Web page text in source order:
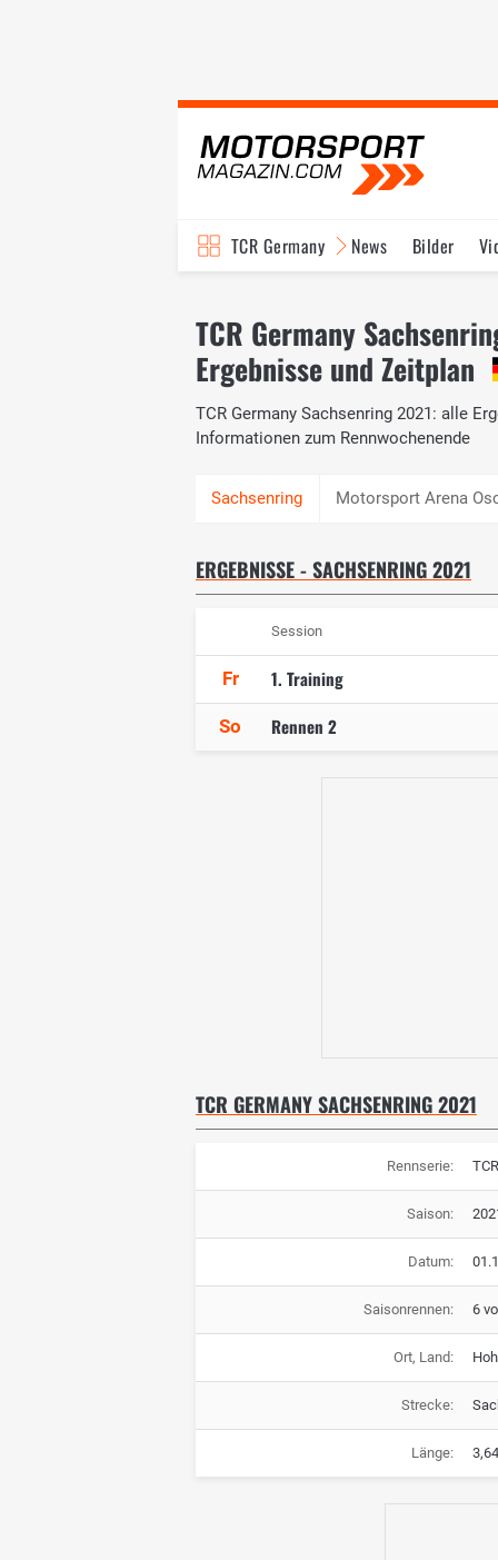
TCR Germany News Bilder
TCR Germany
Ergebnisse und Zeitplan
TCR Germany Sachsenring 2021: alle
Informationen zum Rennwochenende
Motorsport Arena
ERGEBNISSE - SACHSENRING 2021
Session
Fr 1. Training
So Rennen 2
TCR GERMANY SACHSENRING 2021
Rennserie:
Saison:
Datum:
Saisonrennen: 6
Ort, Land:
Strecke:
Länge: